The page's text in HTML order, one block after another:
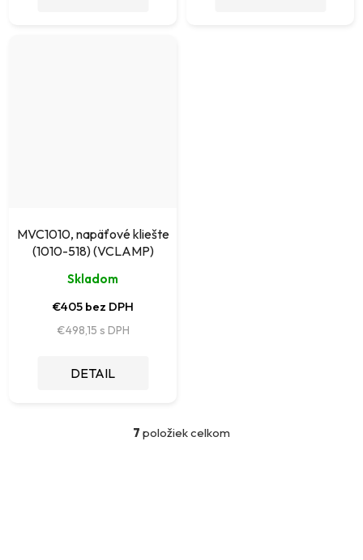
MVC1010, napäťové kliešte
(1010-518) (VCLAMP)
Skladom
€405 bez DPH
€498,15
DETAIL
O
7 položiek celkom